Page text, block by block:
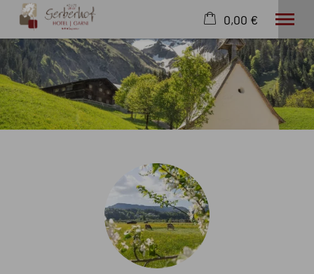
20. bis 27. August
2 Erwachsene
0,00 €
×
Warenkorb ist leer